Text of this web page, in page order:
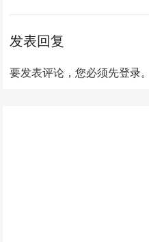
发表回复
要发表评论，您必须先登录。